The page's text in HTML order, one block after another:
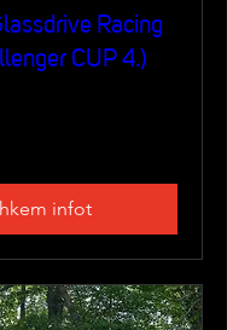
Racing
CUP 4.)
infot